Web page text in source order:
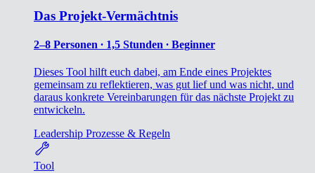
Das Projekt-Vermächtnis
2–8 Personen ∙ 1,5 Stunden ∙ Beginner
Dieses Tool hilft euch dabei, am Ende eines Projektes
gemeinsam zu reflektieren, was gut lief und was nicht, und
daraus konkrete Vereinbarungen für das nächste Projekt zu
entwickeln.
Leadership Prozesse & Regeln
Tool